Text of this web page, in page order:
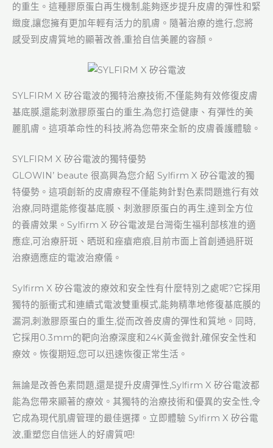
的重生。這種膠原蛋白再生機制,能夠逐步提升皮膚的彈性和緊
緻度,讓您擁有更加年輕有活力的肌膚。隨著治療的進行,您將
感受到皮膚質地的顯著改善,重拾自信美麗的容顏。
SYLFIRM X 矽谷電波的獨特治療技術,不僅能夠有效修復皮膚
基底膜,還能刺激膠原蛋白的重生,為您打造健康、有彈性的美
麗肌膚。這項革命性的科技,將為您帶來全新的皮膚養護體驗。
SYLFIRM X 矽谷電波的獨特優勢
GLOWIN’ beaute 很高興為您介紹 Sylfirm X 矽谷電波的獨
特優勢。這項創新的皮膚療程不僅能夠針對色素問題進行有效
治療,同時還能修復基底膜、刺激膠原蛋白的再生,達到全方位
的養膚效果。Sylfirm X 矽谷電波是台灣衛生福利部核准的適
應症,可治療肝斑、晒斑和痤瘡疤痕,目前市面上首創通過肝斑
治療適應症的電波治療儀。
Sylfirm X 矽谷電波的療效和安全性有什麼特別之處呢?它採用
獨特的脈衝式和連續式電波雙重模式,能夠精準地修復基底膜的
漏洞,刺激膠原蛋白的重生,從而改善皮膚的彈性和質地。同時,
它採用0.3mm的靶向治療深度和24K黃金微針,確保安全性和
療效。恢復期短,您可以迅速恢復正常生活。
無論是改善色素問題,還是提升皮膚彈性,Sylfirm X 矽谷電波都
能為您帶來顯著的療效。其獨特的治療技術和優異的安全性,令
它成為現代肌膚管理的最佳選擇。立即體驗 Sylfirm X 矽谷電
波,重塑您自信迷人的好膚質吧!